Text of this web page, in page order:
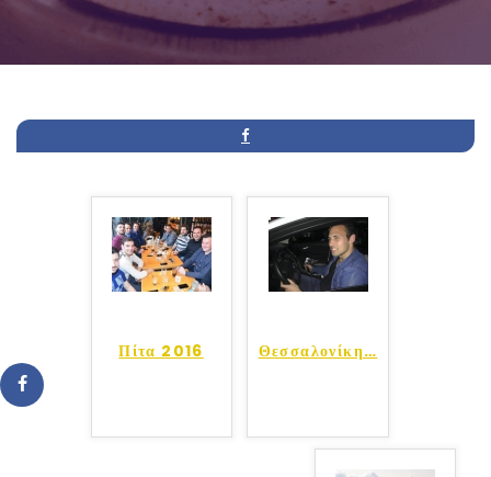
Πίτα 2016 Θεσσαλονίκη…